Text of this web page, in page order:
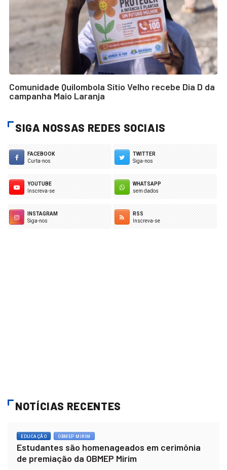
Comunidade Quilombola Sítio Velho recebe Dia D da
campanha Maio Laranja
SIGA NOSSAS REDES SOCIAIS
FACEBOOK
Curta-nos
TWITTER
Siga-nos
YOUTUBE
Inscreva-se
WHATSAPP
sem dados
INSTAGRAM
Siga-nos
RSS
Inscreva-se
NOTÍCIAS RECENTES
EDUCAÇÃO OBMEP MIRIM
Estudantes são homenageados em cerimônia
de premiação da OBMEP Mirim